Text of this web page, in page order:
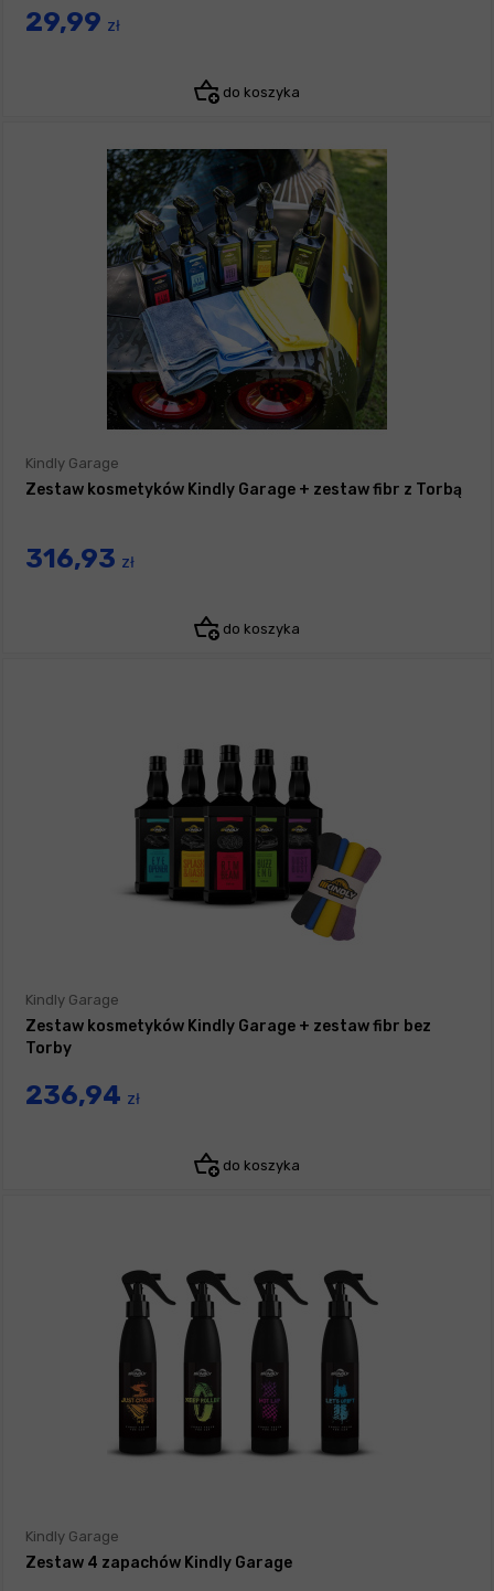
29,99 zł
do koszyka
Kindly Garage
Zestaw kosmetyków Kindly Garage + zestaw fibr z Torbą
316,93 zł
do koszyka
Kindly Garage
Zestaw kosmetyków Kindly Garage + zestaw fibr bez
Torby
236,94 zł
do koszyka
Kindly Garage
Zestaw 4 zapachów Kindly Garage